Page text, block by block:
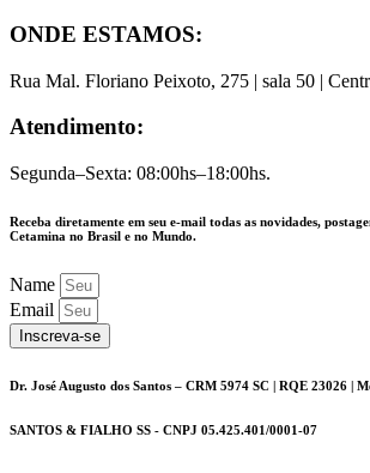
ONDE ESTAMOS:
Rua Mal. Floriano Peixoto, 275 | sala 50 |
Atendimento:
Segunda–Sexta: 08:00hs–18:00hs.
Receba diretamente em seu e-mail todas as novidades,
Cetamina no Brasil e no Mundo.
Name
Email
Inscreva-se
Dr. José Augusto dos Santos – CRM 5974 SC | RQE 23026 |
SANTOS & FIALHO SS - CNPJ 05.425.401/0001-07